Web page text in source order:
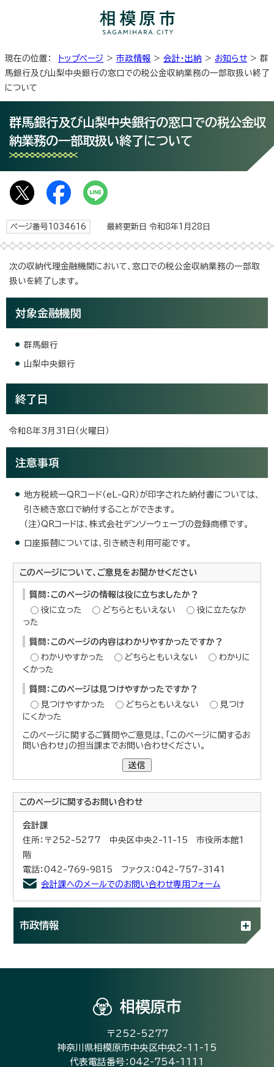
現在の位置： トップページ > 市政情報 > 会計・出納 > お知らせ > 群
馬銀行及び山梨中央銀行の窓口での税公金収納業務の一部取扱い終了
について
群馬銀行及び山梨中央銀行の窓口での税公金収
納業務の一部取扱い終了について
ページ番号1034616 最終更新日 令和8年1月28日
次の収納代理金融機関において、窓口での税公金収納業務の一部取
扱いを終了します。
対象金融機関
群馬銀行
山梨中央銀行
終了日
令和8年3月31日（火曜日）
注意事項
地方税統一QRコード（eL-QR）が印字された納付書については、
引き続き窓口で納付することができます。
（注）QRコードは、株式会社デンソーウェーブの登録商標です。
口座振替については、引き続き利用可能です。
このページについて、ご意見をお聞かせください
質問：このページの情報は役に立ちましたか？
役に立った
どちらともいえない
役に立たなか
った
質問：このページの内容はわかりやすかったですか？
わかりやすかった
どちらともいえない
わかりに
くかった
質問：このページは見つけやすかったですか？
見つけやすかった
どちらともいえない
見つけ
にくかった
このページに関するご質問やご意見は、「このページに関するお
問い合わせ」の担当課までお問い合わせください。
送信
このページに関するお問い合わせ
会計課
住所：〒252-5277 中央区中央2-11-15 市役所本館1
階
電話：042-769-9815 ファクス：042-757-3141
会計課へのメールでのお問い合わせ専用フォーム
市政情報
相模原市
〒252-5277
神奈川県相模原市中央区中央2-11-15
代表電話番号：042-754-1111